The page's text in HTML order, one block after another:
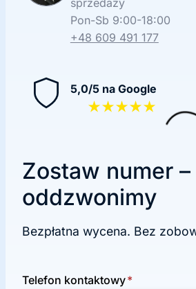
Pon-Sb 9:00-18:00
+48 609 491 177
5,0/5 na Google
★★★★★
Zostaw numer –
oddzwonimy
Bezpłatna wycena. Bez
Telefon kontaktowy*